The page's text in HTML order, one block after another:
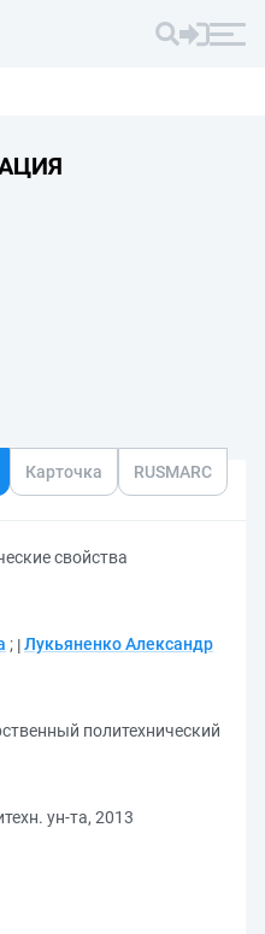
Карточка RUSMARC
свойства
; Лукьяненко Александр
политехнический
ун-та, 2013